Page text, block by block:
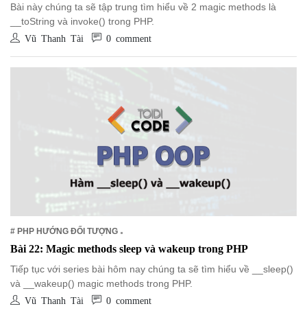
Bài này chúng ta sẽ tập trung tìm hiểu về 2 magic methods là
__toString và invoke() trong PHP.
Vũ Thanh Tài 0 comment
# PHP HƯỚNG ĐỐI TƯỢNG
Bài 22: Magic methods sleep và wakeup trong PHP
Tiếp tục với series bài hôm nay chúng ta sẽ tìm hiểu về __sleep()
và __wakeup() magic methods trong PHP.
Vũ Thanh Tài 0 comment